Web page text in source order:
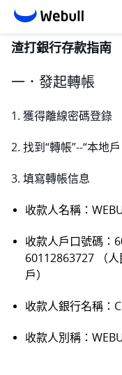
渣打銀行存款指南
一．發起轉帳
1. 獲得離線密碼登錄
2. 找到“轉帳”--“本地
3. 填寫轉帳信息
收款人名稱：
收款人戶口號碼：
60112863727 （
戶）
收款人銀行名稱：
收款人別稱：